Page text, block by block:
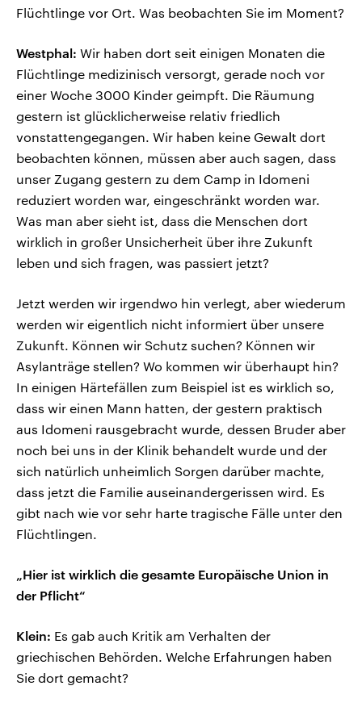
Flüchtlinge vor Ort. Was beobachten Sie im Moment?
Westphal: Wir haben dort seit einigen Monaten die
Flüchtlinge medizinisch versorgt, gerade noch vor
einer Woche 3000 Kinder geimpft. Die Räumung
gestern ist glücklicherweise relativ friedlich
vonstattengegangen. Wir haben keine Gewalt dort
beobachten können, müssen aber auch sagen, dass
unser Zugang gestern zu dem Camp in Idomeni
reduziert worden war, eingeschränkt worden war.
Was man aber sieht ist, dass die Menschen dort
wirklich in großer Unsicherheit über ihre Zukunft
leben und sich fragen, was passiert jetzt?
Jetzt werden wir irgendwo hin verlegt, aber wiederum
werden wir eigentlich nicht informiert über unsere
Zukunft. Können wir Schutz suchen? Können wir
Asylanträge stellen? Wo kommen wir überhaupt hin?
In einigen Härtefällen zum Beispiel ist es wirklich so,
dass wir einen Mann hatten, der gestern praktisch
aus Idomeni rausgebracht wurde, dessen Bruder aber
noch bei uns in der Klinik behandelt wurde und der
sich natürlich unheimlich Sorgen darüber machte,
dass jetzt die Familie auseinandergerissen wird. Es
gibt nach wie vor sehr harte tragische Fälle unter den
Flüchtlingen.
„Hier ist wirklich die gesamte Europäische Union in
der Pflicht“
Klein: Es gab auch Kritik am Verhalten der
griechischen Behörden. Welche Erfahrungen haben
Sie dort gemacht?